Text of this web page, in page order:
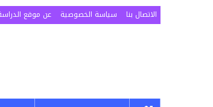
الاتصال بنا سياسة الخصوصية عن موقع